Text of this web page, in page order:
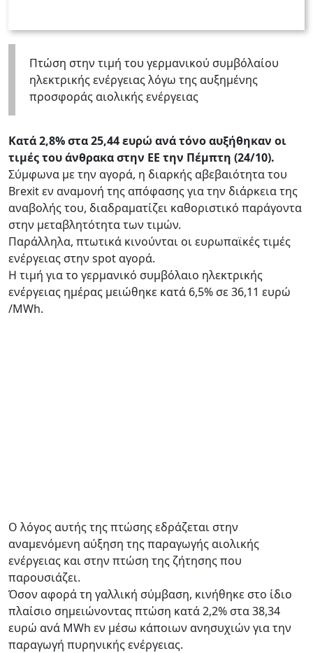
Πτώση στην τιμή του γερμανικού συμβόλαίου
ηλεκτρικής ενέργειας λόγω της αυξημένης
προσφοράς αιολικής ενέργειας
Κατά 2,8% στα 25,44 ευρώ ανά τόνο αυξήθηκαν οι
τιμές του άνθρακα στην ΕΕ την Πέμπτη (24/10).
Σύμφωνα με την αγορά, η διαρκής αβεβαιότητα του
Brexit εν αναμονή της απόφασης για την διάρκεια της
αναβολής του, διαδραματίζει καθοριστικό παράγοντα
στην μεταβλητότητα των τιμών.
Παράλληλα, πτωτικά κινούνται οι ευρωπαϊκές τιμές
ενέργειας στην spot αγορά.
Η τιμή για το γερμανικό συμβόλαιο ηλεκτρικής
ενέργειας ημέρας μειώθηκε κατά 6,5% σε 36,11 ευρώ
/MWh.
Ο λόγος αυτής της πτώσης εδράζεται στην
αναμενόμενη αύξηση της παραγωγής αιολικής
ενέργειας και στην πτώση της ζήτησης που
παρουσιάζει.
Όσον αφορά τη γαλλική σύμβαση, κινήθηκε στο ίδιο
πλαίσιο σημειώνοντας πτώση κατά 2,2% στα 38,34
ευρώ ανά MWh εν μέσω κάποιων ανησυχιών για την
παραγωγή πυρηνικής ενέργειας.